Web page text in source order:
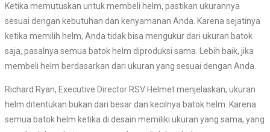
Ketika memutuskan untuk membeli helm, pastikan ukurannya
sesuai dengan kebutuhan dan kenyamanan Anda. Karena sejatinya
ketika memilih helm, Anda tidak bisa mengukur dari ukuran batok
saja, pasalnya semua batok helm diproduksi sama. Lebih baik, jika
membeli helm berdasarkan dari ukuran yang sesuai dengan Anda.
Richard Ryan, Executive Director RSV Helmet menjelaskan, ukuran
helm ditentukan bukan dari besar dan kecilnya batok helm. Karena
semua batok helm ketika di desain memiliki ukuran yang sama, yang